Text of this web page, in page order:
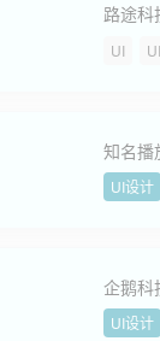
路途科
UI
知名播
UI设计
企鹅科
UI设计